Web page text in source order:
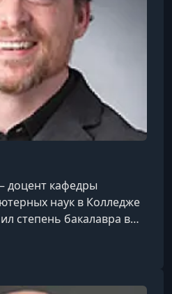
доцент кафедры
наук в Колледже
степень бакалавра в
и степень
степень в области